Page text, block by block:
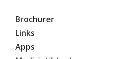
Brochurer
Links
Apps